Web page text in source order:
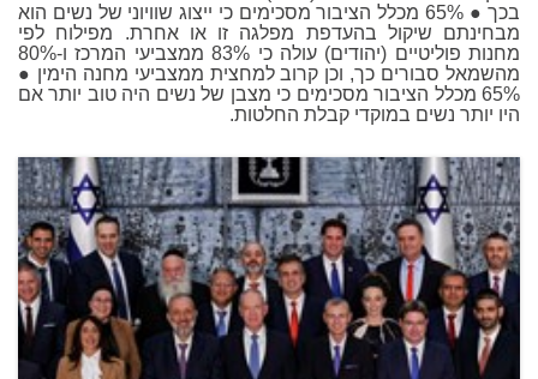
בכך ● 65% מכלל הציבור מסכימים כי ייצוג שוויוני של נשים הוא
מבחינתם שיקול בהעדפת מפלגה זו או אחרת. מפילוח לפי
מחנות פוליטיים (יהודים) עולה כי 83% ממצביעי המרכז ו-80%
מהשמאל סבורים כך, וכן קרוב למחצית ממצביעי מחנה הימין ●
65% מכלל הציבור מסכימים כי מצבן של נשים היה טוב יותר אם
היו יותר נשים במוקדי קבלת החלטות.